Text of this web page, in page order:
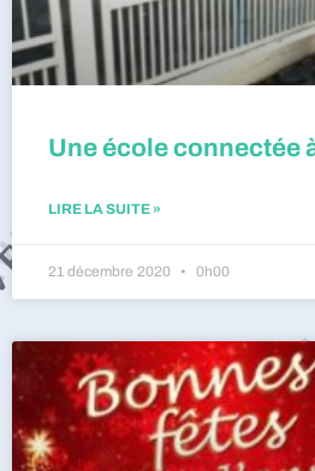
Une école connectée
LIRE LA SUITE »
21 décembre 2020 0h00